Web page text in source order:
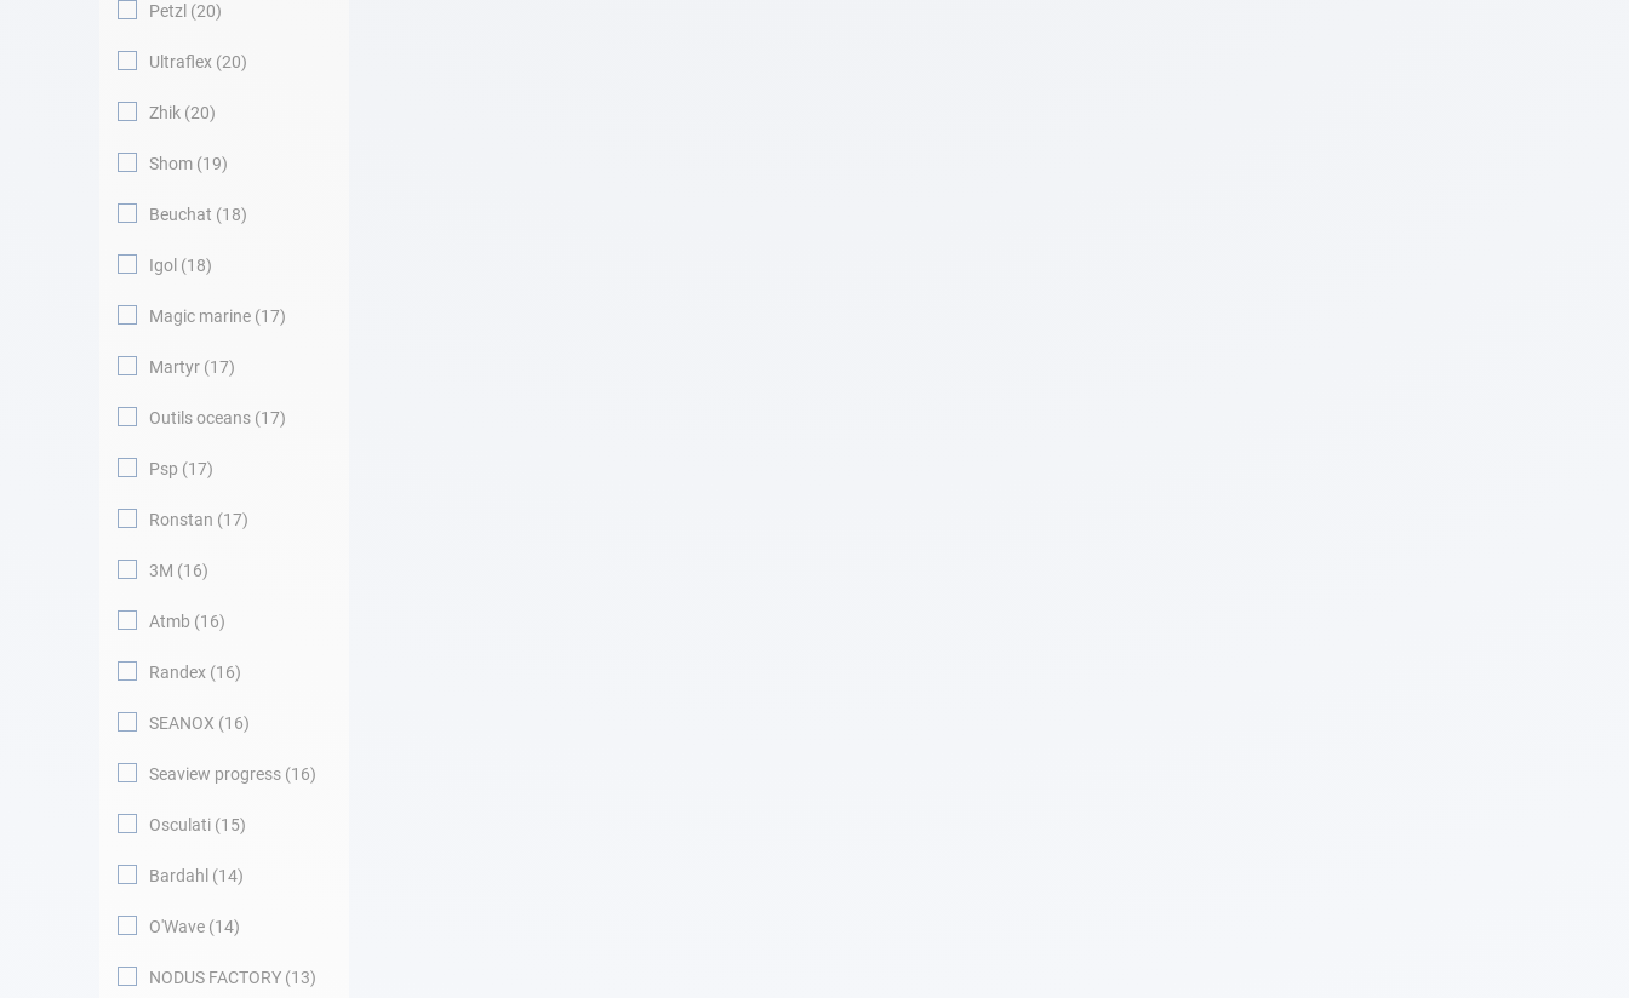
Petzl 20
Ultraflex 20
Zhik 20
Shom 19
Beuchat 18
Igol 18
Magic marine 17
Martyr 17
Outils oceans 17
Psp 17
Ronstan 17
3M 16
Atmb 16
Randex 16
SEANOX 16
Seaview progress 16
Osculati 15
Bardahl 14
O'Wave 14
NODUS FACTORY 13